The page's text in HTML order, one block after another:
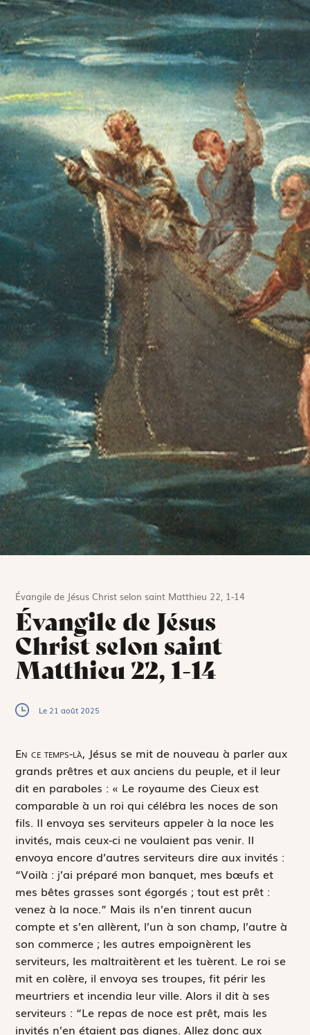
Évangile de Jésus Christ selon saint Matthieu 22, 1-14
Évangile de Jésus
Christ selon saint
Matthieu 22, 1-14
Le 21 août 2025
En ce temps-là, Jésus se mit de nouveau à parler aux
grands prêtres et aux anciens du peuple, et il leur
dit en paraboles : « Le royaume des Cieux est
comparable à un roi qui célébra les noces de son
fils. Il envoya ses serviteurs appeler à la noce les
invités, mais ceux-ci ne voulaient pas venir. Il
envoya encore d’autres serviteurs dire aux invités :
“Voilà : j’ai préparé mon banquet, mes bœufs et
mes bêtes grasses sont égorgés ; tout est prêt :
venez à la noce.” Mais ils n’en tinrent aucun
compte et s’en allèrent, l’un à son champ, l’autre à
son commerce ; les autres empoignèrent les
serviteurs, les maltraitèrent et les tuèrent. Le roi se
mit en colère, il envoya ses troupes, fit périr les
meurtriers et incendia leur ville. Alors il dit à ses
serviteurs : “Le repas de noce est prêt, mais les
invités n’en étaient pas dignes. Allez donc aux